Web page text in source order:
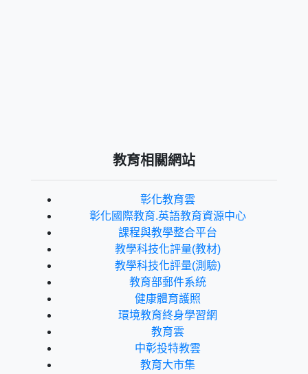
教育相關網站
彰化教育雲
彰化國際教育.英語教育資源中心
課程與教學整合平台
教學科技化評量(教材)
教學科技化評量(測驗)
教育部郵件系統
健康體育護照
環境教育終身學習網
教育雲
中彰投特教雲
教育大市集